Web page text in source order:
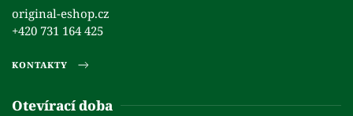
original-eshop.cz
+420 731 164 425
KONTAKTY
Otevírací doba